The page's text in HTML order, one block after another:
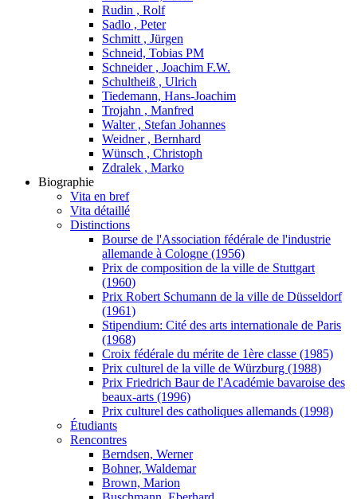
Rudin , Rolf
Sadlo , Peter
Schmitt , Jürgen
Schneid, Tobias PM
Schneider , Joachim F.W.
Schultheiß , Ulrich
Tiedemann, Hans-Joachim
Trojahn , Manfred
Walter , Stefan Johannes
Weidner , Bernhard
Wünsch , Christoph
Zdralek , Marko
Biographie
Vita en bref
Vita détaillé
Distinctions
Bourse de l'Association fédérale de l'industrie
allemande à Cologne (1956)
Prix de composition de la ville de Stuttgart
(1960)
Prix Robert Schumann de la ville de Düsseldorf
(1961)
Stipendium: Cité des arts internationale de Paris
(1968)
Croix fédérale du mérite de 1ère classe (1985)
Prix culturel de la ville de Würzburg (1988)
Prix Friedrich Baur de l'Académie bavaroise des
beaux-arts (1996)
Prix culturel des catholiques allemands (1998)
Étudiants
Rencontres
Berndsen, Werner
Bohner, Waldemar
Brown, Marion